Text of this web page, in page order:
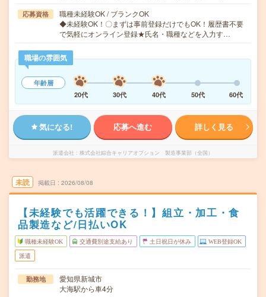
応募資格
職種未経験OK / ブランクOK
◆未経験OK！〇まずは事前登録だけでもOK！履歴書不要
で気軽にオンライン登録★氏名・職種などを入力す…
職場の雰囲気
年齢層
20代
30代 40代 50代 60代
気になる! 応募へ進む 詳しく見る
派遣会社 株式会社綜合キャリアオプション 製造事業部（全国）
未読 掲載日 2026/08/08
【未経験でも活躍できる！】組立・加工・食
品製造など/日払いOK
職種未経験OK 交通費別途支給あり 土日祝日が休み WEB登録OK
派遣
勤務地
愛知県新城市
大海駅から車4分